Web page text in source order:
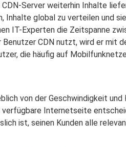
Server weiterhin Inhalte
Inhalte global zu verteilen und
IT-Experten die Zeitspanne
CDN nutzt, wird er mit
die häufig auf
von der Geschwindigkeit
Internetseite
ist, seinen Kunden alle